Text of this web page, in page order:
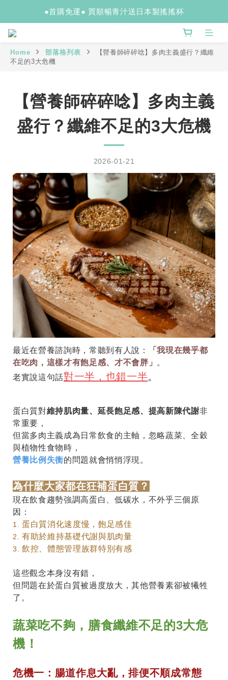
●首購免運● 買順暢青汁送日本製搖搖杯
Home 部落格列表
【營養師碎碎唸】多肉主義盛行？纖維
不足的3大危機
【營養師碎碎唸】多肉主義
盛行？纖維不足的3大危機
2026-01-21
最近在營養諮詢時，常聽到有人說：
「我現在幾乎都
在吃肉，這樣才有飽足感、才不會胖」 。
老實說這句話對一半，也錯一半。
蛋白質對維持肌肉量、延長飽足感、提高新陳代謝非
常重要，
但當多肉主義成為日常飲食的主軸，忽略蔬菜、全穀
與植物性食物時，
營養比例失衡的問題就會悄悄浮現。
為什麼大家都在狂補蛋白質？
現在飲食趨勢強調高蛋白、低碳水，不外乎三個原
因：
1. 蛋白質消化速度慢，飽足感佳
2. 有助於維持基礎代謝與肌肉量
3. 飲控、體態管理族群特別有感
這些觀念本身沒有錯，
但問題在於蛋白質被過度放大，其他營養素卻被犧牲
了。
蔬菜吃不夠，膳食纖維不足的3大危
機！
危機一：腸道作息大亂，排便不順成常態